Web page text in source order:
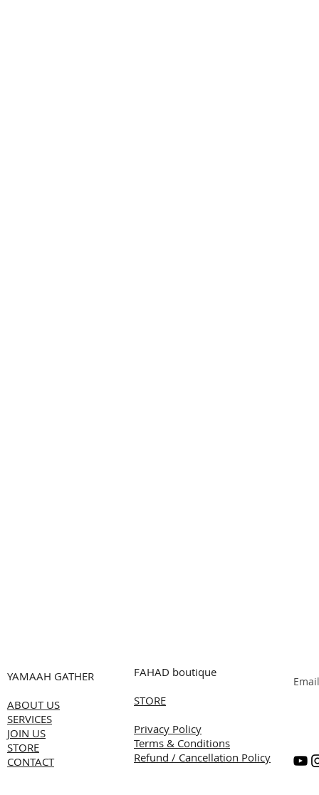
YAMAAH GATHER
ABOUT US
SERVICES
JOIN US
STORE
CONTACT
FAHAD boutique
STORE
Privacy Policy
Terms & Conditions
Refund / Cancellation Policy
Email